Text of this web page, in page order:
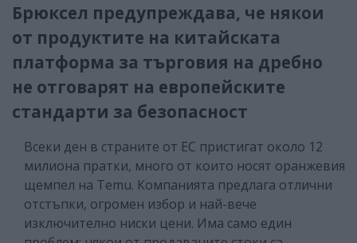
Брюксел предупреждава, че някои
от продуктите на китайската
платформа за търговия на дребно
не отговарят на европейските
стандарти за безопасност
Всеки ден в страните от ЕС пристигат около 12
милиона пратки, много от които носят оранжевия
щемпел на Temu. Компанията предлага отлични
отстъпки, огромен избор и най-вече
изключително ниски цени. Има само един